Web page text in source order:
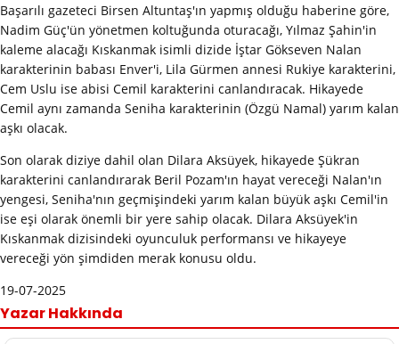
Başarılı gazeteci Birsen Altuntaş'ın yapmış olduğu haberine göre,
Nadim Güç'ün yönetmen koltuğunda oturacağı, Yılmaz Şahin'in
kaleme alacağı Kıskanmak isimli dizide İştar Gökseven Nalan
karakterinin babası Enver'i, Lila Gürmen annesi Rukiye karakterini,
Cem Uslu ise abisi Cemil karakterini canlandıracak. Hikayede
Cemil aynı zamanda Seniha karakterinin (Özgü Namal) yarım kalan
aşkı olacak.
Son olarak diziye dahil olan Dilara Aksüyek, hikayede Şükran
karakterini canlandırarak Beril Pozam'ın hayat vereceği Nalan'ın
yengesi, Seniha'nın geçmişindeki yarım kalan büyük aşkı Cemil'in
ise eşi olarak önemli bir yere sahip olacak. Dilara Aksüyek'in
Kıskanmak dizisindeki oyunculuk performansı ve hikayeye
vereceği yön şimdiden merak konusu oldu.
19-07-2025
Yazar Hakkında